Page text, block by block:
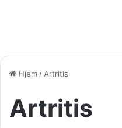
Hjem/Artritis
Artritis